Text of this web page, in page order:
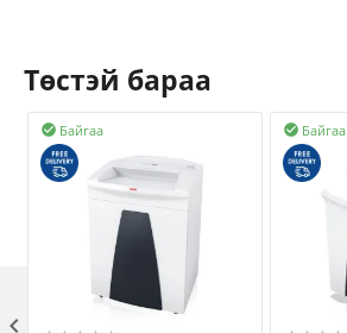
Төстэй бараа
Байгаа
 Байгаа

